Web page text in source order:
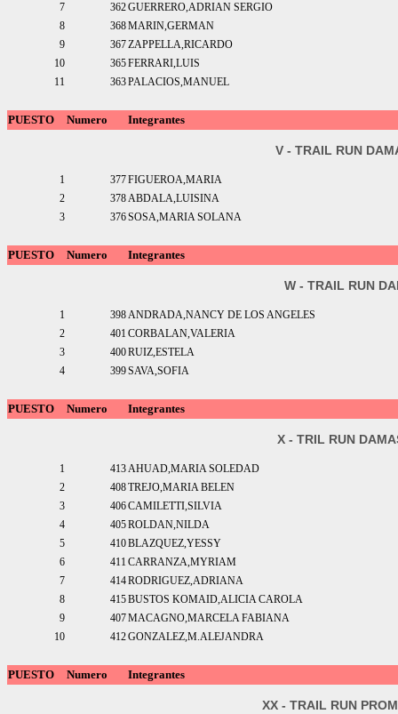
7
362GUERRERO,ADRIAN SERGIO
8
368MARIN,GERMAN
9
367ZAPPELLA,RICARDO
10
365FERRARI,LUIS
11
363PALACIOS,MANUEL
PUESTO Numero Integrantes
V - TRAIL RUN
1 377FIGUEROA,MARIA
2
378ABDALA,LUISINA
3
376SOSA,MARIA SOLANA
PUESTO Numero Integrantes
W - TRAIL RUN
1 398ANDRADA,NANCY DE LOS ANGELES
2
401 CORBALAN,VALERIA
3
400RUIZ,ESTELA
4
399SAVA,SOFIA
PUESTO Numero Integrantes
X - TRIL RUN
1 413AHUAD,MARIA SOLEDAD
2
408TREJO,MARIA BELEN
3
406CAMILETTI,SILVIA
4
405ROLDAN,NILDA
5
410BLAZQUEZ,YESSY
6
411 CARRANZA,MYRIAM
7
414RODRIGUEZ,ADRIANA
8
415BUSTOS KOMAID,ALICIA CAROLA
9
407MACAGNO,MARCELA FABIANA
10
412GONZALEZ,M.ALEJANDRA
PUESTO Numero Integrantes
XX - TRAIL RUN